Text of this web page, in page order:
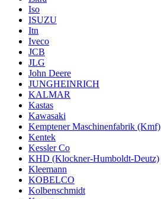
Iso
ISUZU
Itn
Iveco
JCB
JLG
John Deere
JUNGHEINRICH
KALMAR
Kastas
Kawasaki
Kemptener Maschinenfabrik (Kmf)
Kentek
Kessler Co
KHD (Klockner-Humboldt-Deutz)
Kleemann
KOBELCO
Kolbenschmidt